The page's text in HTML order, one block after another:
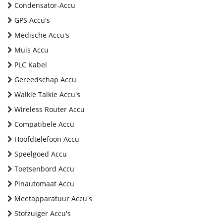
Condensator-Accu
GPS Accu's
Medische Accu's
Muis Accu
PLC Kabel
Gereedschap Accu
Walkie Talkie Accu's
Wireless Router Accu
Compatibele Accu
Hoofdtelefoon Accu
Speelgoed Accu
Toetsenbord Accu
Pinautomaat Accu
Meetapparatuur Accu's
Stofzuiger Accu's